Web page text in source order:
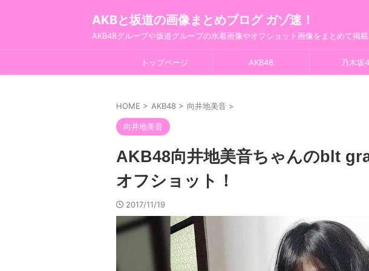
AKBと坂道の画像まとめブログ ガゾ速！
AKB48グループや坂道グループの水着画像やオフショット画像をまとめて掲載
トップページ AKB48 乃木坂
HOME > AKB48 > 向井地美音 >
向井地美音
AKB48向井地美音ちゃんのblt
オフショット！
2017/11/19